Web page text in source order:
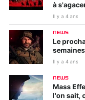
à
Il y a 4 ans
NEWS
Le
semaines
Il y a 4 ans
NEWS
Mass
l'on sait,